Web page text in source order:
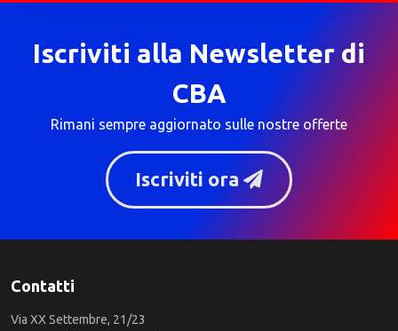
Iscriviti alla Newsletter di
CBA
Rimani sempre aggiornato sulle nostre offerte
Iscriviti ora
Contatti
Via XX Settembre, 21/23